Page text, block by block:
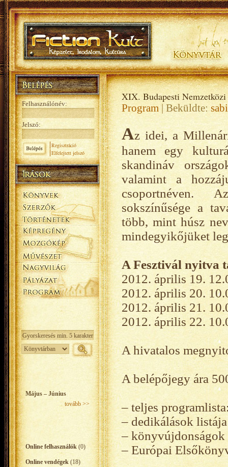
Felhasználónév:
Jelszó:
Regisztráció
Elfelejtett jelszó
Május – Június
tovább >>
Online felhasználók (0)
Online vendégek (18)
XIX. Budapesti
Program | Beküldte:
Az idei, a
hanem egy
skandináv
valamint a
csoportnéven.
sokszínűsége a
több, mint húsz
mindegyikőjüket
A Fesztivál nyitva
2012. április 19.
2012. április 20.
2012. április 21.
2012. április 22.
A hivatalos
A belépőjegy ára
– teljes
– dedikálások
–
– Európai